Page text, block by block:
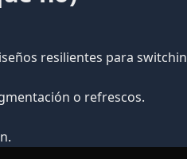
resilientes para
o refrescos.